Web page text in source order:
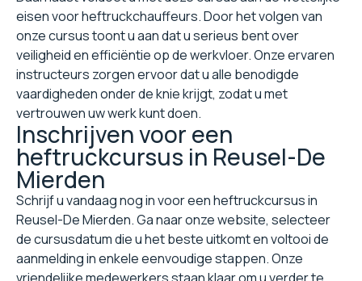
eisen voor heftruckchauffeurs. Door het volgen van
onze cursus toont u aan dat u serieus bent over
veiligheid en efficiëntie op de werkvloer. Onze ervaren
instructeurs zorgen ervoor dat u alle benodigde
vaardigheden onder de knie krijgt, zodat u met
vertrouwen uw werk kunt doen.
Inschrijven voor een
heftruckcursus in Reusel-De
Mierden
Schrijf u vandaag nog in voor een heftruckcursus in
Reusel-De Mierden. Ga naar onze website, selecteer
de cursusdatum die u het beste uitkomt en voltooi de
aanmelding in enkele eenvoudige stappen. Onze